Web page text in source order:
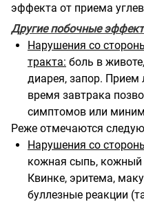
эффекта от приема
Другие побочные
Нарушения со
тракта: боль в
диарея, запор. Прием
время завтрака
симптомов или
Реже отмечаются
Нарушения со
кожная сыпь, кожный
Квинке, эритема,
буллезные реакции